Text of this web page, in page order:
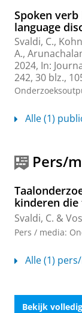
Spoken
language
Svaldi, C.,
A.,
2024, In:
242, 30 blz.,
Alle (1)
Pers/
kinderen
Svaldi, C. &
Pers / media:
Alle (1)
Bekijk